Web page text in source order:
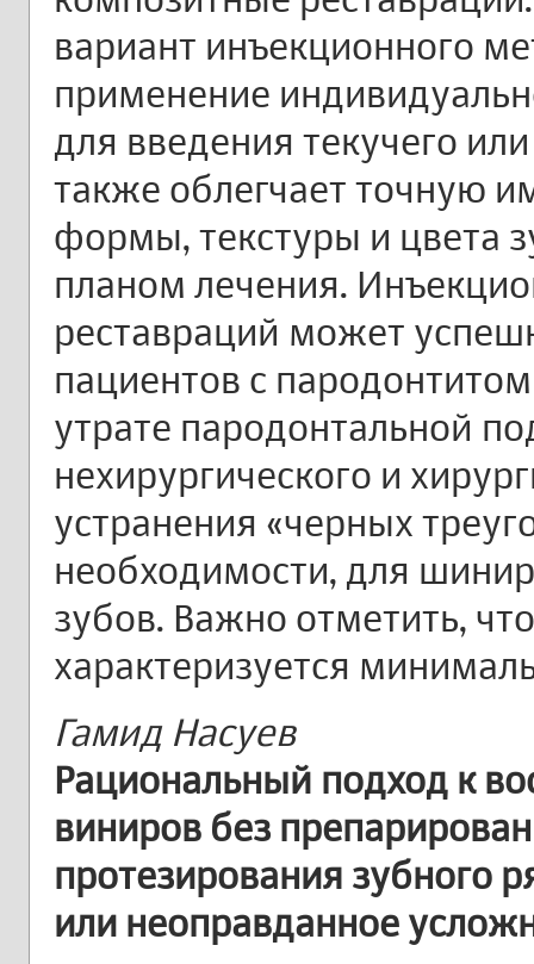
вариант инъекционного
применение
для введения текучего
также облегчает точную
формы, текстуры и цвета
планом лечения.
реставраций может
пациентов с
утрате пародонтальной
нехирургического и
устранения «черных
необходимости, для
зубов. Важно отметить,
характеризуется
Гамид Насуев
Рациональный подход к
виниров без
протезирования зубного
или неоправданное